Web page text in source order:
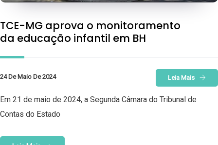
TCE-MG aprova o monitoramento
da educação infantil em BH
24 De Maio De 2024 Leia Mais
Em 21 de maio de 2024, a Segunda Câmara do Tribunal de
Contas do Estado